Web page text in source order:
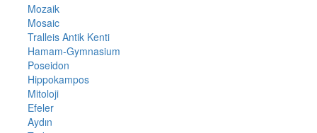
Mozaik
Mosaic
Tralleis Antik Kenti
Hamam-Gymnasium
Poseidon
Hippokampos
Mitoloji
Efeler
Aydın